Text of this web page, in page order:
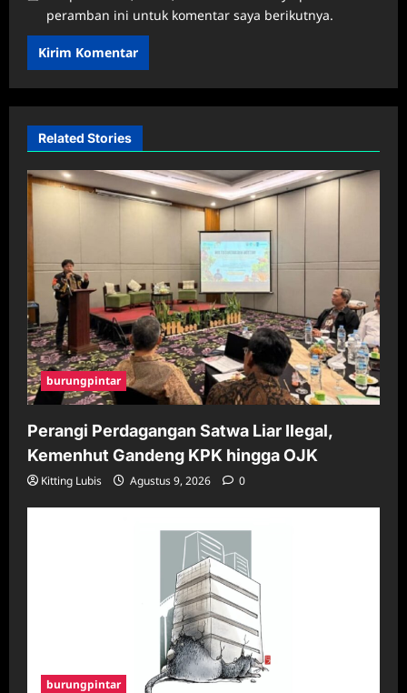
peramban ini untuk komentar saya berikutnya.
Related Stories
burungpintar
Perangi Perdagangan Satwa Liar Ilegal,
Kemenhut Gandeng KPK hingga OJK
Kitting Lubis Agustus 9, 2026 0
burungpintar